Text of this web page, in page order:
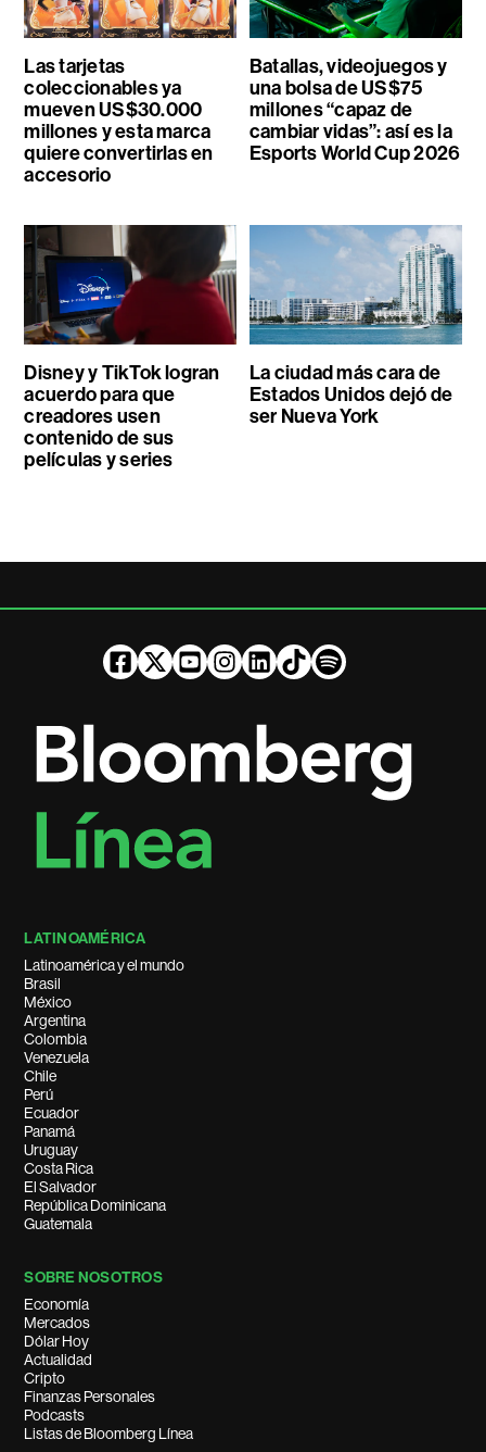
Las tarjetas
coleccionables ya
mueven US$30.000
millones y esta marca
quiere convertirlas en
accesorio
Batallas, videojuegos y
una bolsa de US$75
millones “capaz de
cambiar vidas”: así es la
Esports World Cup 2026
Disney y TikTok logran
acuerdo para que
creadores usen
contenido de sus
películas y series
La ciudad más cara de
Estados Unidos dejó de
ser Nueva York
LATINOAMÉRICA
Latinoamérica y el mundo
Brasil
México
Argentina
Colombia
Venezuela
Chile
Perú
Ecuador
Panamá
Uruguay
Costa Rica
El Salvador
República Dominicana
Guatemala
SOBRE NOSOTROS
Economía
Mercados
Dólar Hoy
Actualidad
Cripto
Finanzas Personales
Podcasts
Listas de Bloomberg Línea